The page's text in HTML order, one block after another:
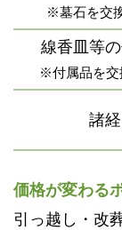
※墓石を交
線香皿等
※付属品を交
諸
価格が変わる
引っ越し・改